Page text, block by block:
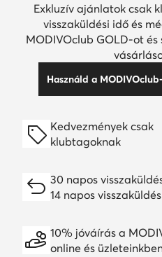
Exkluzív ajánlatok csak
visszaküldési idő és
MODIVOclub GOLD-ot
Használd a
Kedvezmények csak
klubtagoknak
30 napos
14 napos
10% jóváírás a
online és